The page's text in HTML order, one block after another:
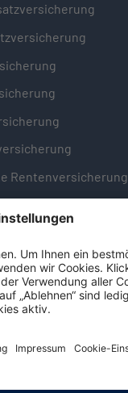
Rentenversicherung
-